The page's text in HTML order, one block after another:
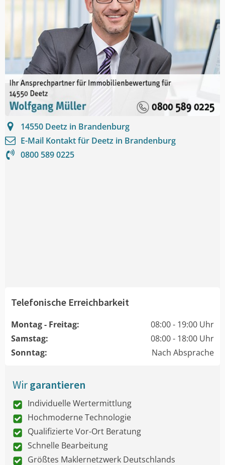
14550 Deetz in Brandenburg
E-Mail Kontakt für Deetz in Brandenburg
0800 589 0225
Telefonische Erreichbarkeit
Montag - Freitag:
08:00 - 19:00 Uhr
Samstag:
08:00 - 18:00 Uhr
Sonntag:
Nach Absprache
Wirgarantieren
Individuelle Wertermittlung
Hochmoderne Technologie
Qualifizierte Vor-Ort Beratung
Schnelle Bearbeitung
Größtes Maklernetzwerk Deutschlands